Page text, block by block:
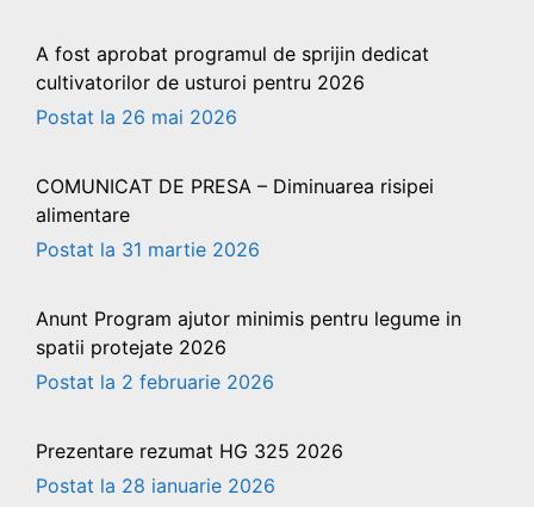
A fost aprobat programul de sprijin dedicat
cultivatorilor de usturoi pentru 2026
26 mai 2026
COMUNICAT DE PRESA – Diminuarea risipei
alimentare
31 martie 2026
Anunt Program ajutor minimis pentru legume in
spatii protejate 2026
2 februarie 2026
Prezentare rezumat HG 325 2026
28 ianuarie 2026